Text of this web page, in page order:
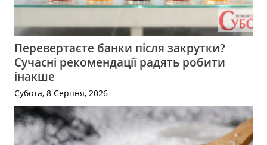
Перевертаєте банки після закрутки?
Сучасні рекомендації радять робити
інакше
Субота, 8 Серпня, 2026